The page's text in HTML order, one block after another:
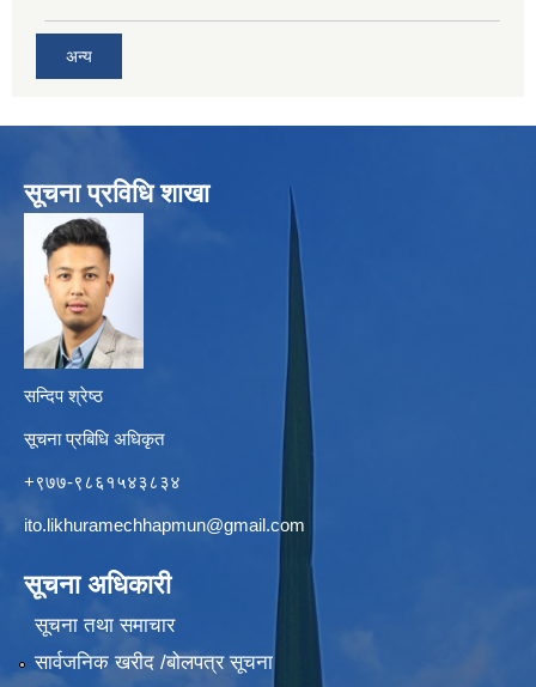
अन्य
सूचना प्रविधि शाखा
सन्दिप श्रेष्ठ
सूचना प्रबिधि अधिकृत
+९७७-९८६१५४३८३४
ito.likhuramechhapmun@gmail.com
सूचना अधिकारी
सूचना तथा समाचार
सार्वजनिक खरीद /बोलपत्र सूचना